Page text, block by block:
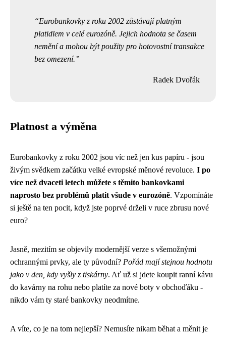
Eurobankovky z roku 2002 zůstávají platným
platidlem v celé eurozóně. Jejich hodnota se časem
nemění a mohou být použity pro hotovostní transakce
bez omezení.
Radek Dvořák
Platnost a výměna
Eurobankovky z roku 2002 jsou víc než jen kus papíru - jsou
živým svědkem začátku velké evropské měnové revoluce. I po
více než dvaceti letech můžete s těmito bankovkami
naprosto bez problémů platit všude v eurozóně. Vzpomínáte
si ještě na ten pocit, když jste poprvé drželi v ruce zbrusu nové
euro?
Jasně, mezitím se objevily modernější verze s všemožnými
ochrannými prvky, ale ty původní? Pořád mají stejnou hodnotu
jako v den, kdy vyšly z tiskárny. Ať už si jdete koupit ranní kávu
do kavárny na rohu nebo platíte za nové boty v obchoďáku -
nikdo vám ty staré bankovky neodmítne.
A víte, co je na tom nejlepší? Nemusíte nikam běhat a měnit je